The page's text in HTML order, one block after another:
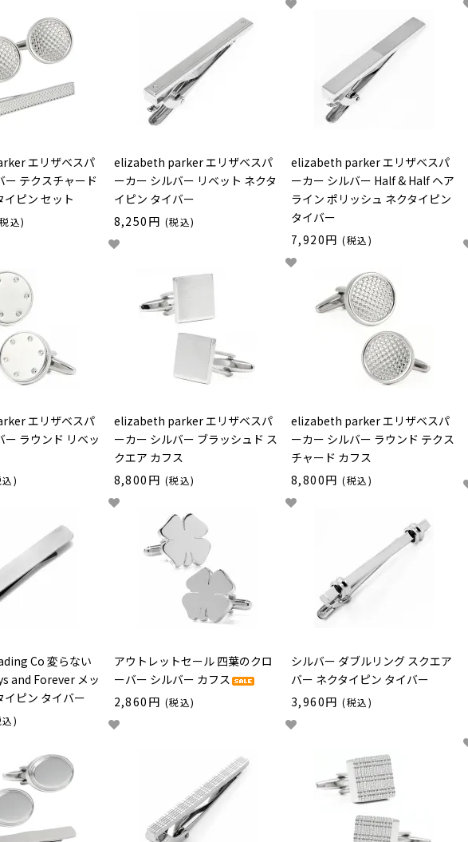
エリザベスパ
ー テクスチャード
イピン セット
込)
elizabeth parker エリザベスパ
ーカー シルバー リベット ネクタ
イピン タイバー
8,250円 (税込)
elizabeth parker エリザベスパ
ーカー シルバー Half & Half ヘア
ライン ポリッシュ ネクタイピン
タイバー
7,920円 (税込)
エリザベスパ
ー ラウンド リベッ
)
elizabeth parker エリザベスパ
ーカー シルバー ブラッシュド ス
クエア カフス
8,800円 (税込)
elizabeth parker エリザベスパ
ーカー シルバー ラウンド テクス
チャード カフス
8,800円 (税込)
Co 変らない
and Forever メッ
イピン タイバー
)
アウトレットセール 四葉のクロ
ーバー シルバー カフス
2,860円 (税込)
シルバー ダブルリング スクエア
バー ネクタイピン タイバー
3,960円 (税込)